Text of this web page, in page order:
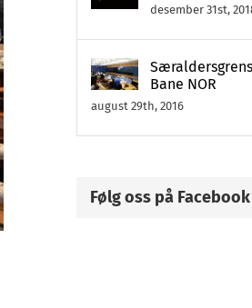
desember 31st,
Bane NOR
august 29th, 2016
Følg oss på Facebook